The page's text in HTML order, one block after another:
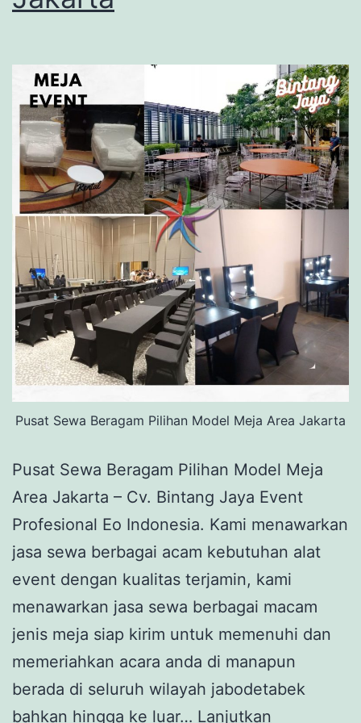
Pusat Sewa Beragam Pilihan Model Meja Area Jakarta
Pusat Sewa Beragam Pilihan Model Meja
Area Jakarta – Cv. Bintang Jaya Event
Profesional Eo Indonesia. Kami menawarkan
jasa sewa berbagai acam kebutuhan alat
event dengan kualitas terjamin, kami
menawarkan jasa sewa berbagai macam
jenis meja siap kirim untuk memenuhi dan
memeriahkan acara anda di manapun
berada di seluruh wilayah jabodetabek
bahkan hingga ke luar… Lanjutkan